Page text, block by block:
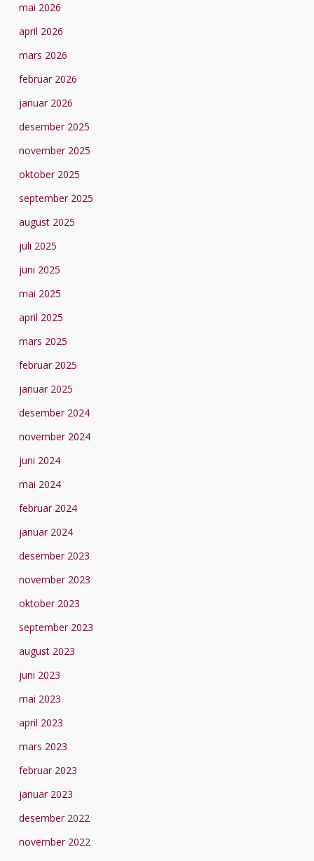
mai 2026
april 2026
mars 2026
februar 2026
januar 2026
desember 2025
november 2025
oktober 2025
september 2025
august 2025
juli 2025
juni 2025
mai 2025
april 2025
mars 2025
februar 2025
januar 2025
desember 2024
november 2024
juni 2024
mai 2024
februar 2024
januar 2024
desember 2023
november 2023
oktober 2023
september 2023
august 2023
juni 2023
mai 2023
april 2023
mars 2023
februar 2023
januar 2023
desember 2022
november 2022